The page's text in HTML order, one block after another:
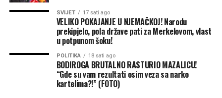
SNSD više od šest mjeseci u Domu naroda blokira
smanjenje akciza, podsjeća predsjednica Narodnog
fronta Jelena Trivić.
„Za to što ne žele da urade okrivljuju druge. Pa zato što
njima odgovaraju više cijene, zbog priliva više novca po
osnovu PDV-a, a za to što građani osjećaju težinu viših
SVIJET 17 sati ago
VELIKO POKAJANJE U NJEMAČKOJ! Narodu
prekipjelo, pola države pati za Merkelovom, vlast
u potpunom šoku!
POLITIKA 18 sati ago
BODIROGA BRUTALNO RASTURIO MAZALICU!
“Gde su vam rezultati osim veza sa narko
kartelima?!” (FOTO)